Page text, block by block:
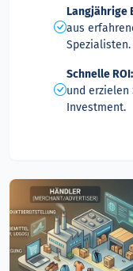
Langjährige
aus
Spezialisten.
Schnelle ROI:
und erzielen
Investment.